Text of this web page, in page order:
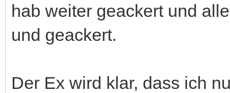
hab weiter geackert und
und geackert.
Der Ex wird klar, dass ich